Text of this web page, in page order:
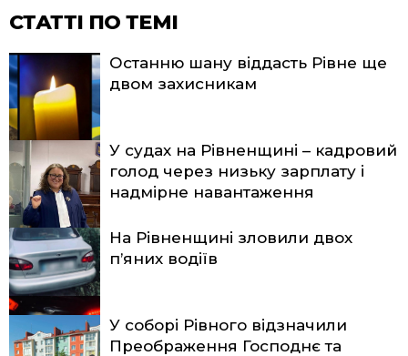
СТАТТІ ПО ТЕМІ
Останню шану віддасть Рівне ще
двом захисникам
У судах на Рівненщині – кадровий
голод через низьку зарплату і
надмірне навантаження
На Рівненщині зловили двох
п’яних водіїв
У соборі Рівного відзначили
Преображення Господнє та